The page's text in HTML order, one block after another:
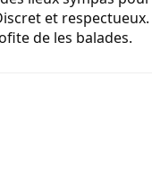
et respectueux.
de les balades.